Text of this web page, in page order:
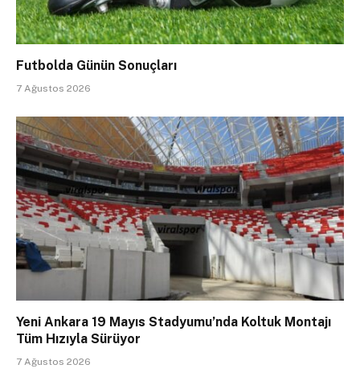
Futbolda Günün Sonuçları
7 Ağustos 2026
Yeni Ankara 19 Mayıs Stadyumu’nda Koltuk Montajı
Tüm Hızıyla Sürüyor
7 Ağustos 2026